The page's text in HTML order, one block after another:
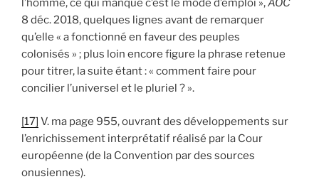
l’homme, ce qui manque c’est le mode d’emploi »,AOC
8 déc. 2018, quelques lignes avant de remarquer
qu’elle « a fonctionné en faveur des peuples
colonisés » ; plus loin encore figure la phrase retenue
pour titrer, la suite étant : « comment faire pour
concilier l’universel et le pluriel ? ».
[17] V. ma page 955, ouvrant des développements sur
l’enrichissement interprétatif réalisé par la Cour
européenne (de la Convention par des sources
onusiennes).